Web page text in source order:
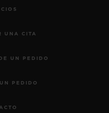
UNA CITA
UN PEDIDO
PEDIDO